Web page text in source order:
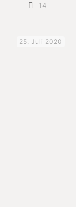
14
25. Juli 2020